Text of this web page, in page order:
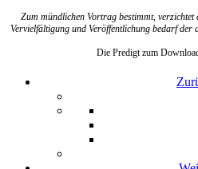
Zum mündlichen Vortrag bestimmt, verzichtet
Vervielfältigung und Veröffentlichung bedarf der
Die Predigt zum